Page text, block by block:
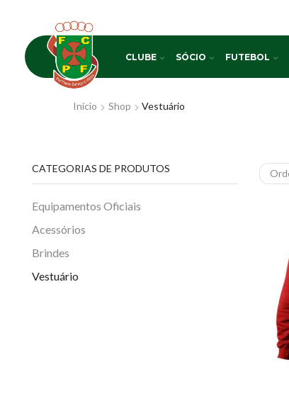
CLUBE SÓCIO FUTEBOL
Início Shop Vestuário
CATEGORIAS DE PRODUTOS
Equipamentos Oficiais
Acessórios
Brindes
Vestuário